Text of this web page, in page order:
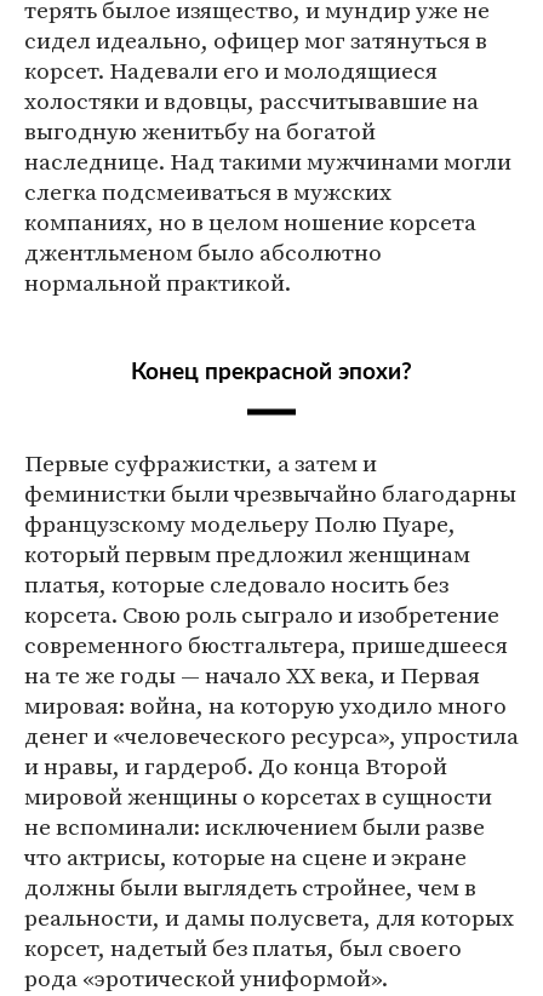
терять былое изящество, и мундир уже не
сидел идеально, офицер мог затянуться в
корсет. Надевали его и молодящиеся
холостяки и вдовцы, рассчитывавшие на
выгодную женитьбу на богатой
наследнице. Над такими мужчинами могли
слегка подсмеиваться в мужских
компаниях, но в целом ношение корсета
джентльменом было абсолютно
нормальной практикой.
Конец прекрасной эпохи?
Первые суфражистки, а затем и
феминистки были чрезвычайно благодарны
французскому модельеру Полю Пуаре,
который первым предложил женщинам
платья, которые следовало носить без
корсета. Свою роль сыграло и изобретение
современного бюстгальтера, пришедшееся
на те же годы — начало XX века, и Первая
мировая: война, на которую уходило много
денег и «человеческого ресурса», упростила
и нравы, и гардероб. До конца Второй
мировой женщины о корсетах в сущности
не вспоминали: исключением были разве
что актрисы, которые на сцене и экране
должны были выглядеть стройнее, чем в
реальности, и дамы полусвета, для которых
корсет, надетый без платья, был своего
рода «эротической униформой».